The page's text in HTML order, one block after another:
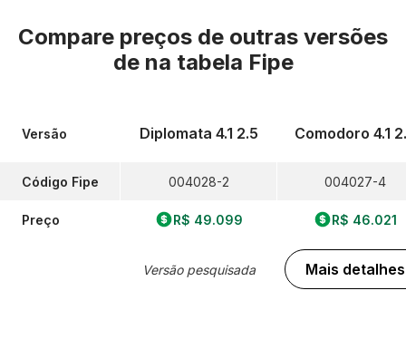
Compare preços de outras versões
de na tabela Fipe
Versão
Código Fipe
Preço
Diplomata 4.1 2.5
004028-2
R$ 49.099
Versão pesquisada
Comodoro 4.1
004027-4
R$ 46.021
Mais detalhes